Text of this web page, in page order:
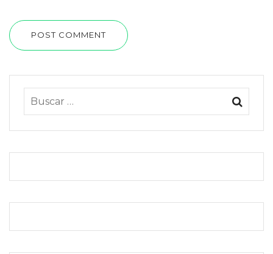
POST COMMENT